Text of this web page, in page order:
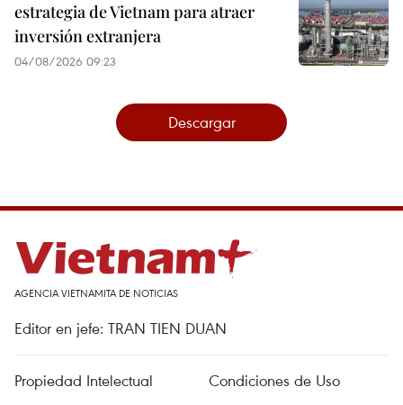
estrategia de Vietnam para atraer
inversión extranjera
04/08/2026 09:23
Descargar
AGENCIA VIETNAMITA DE NOTICIAS
Editor en jefe: TRAN TIEN DUAN
Propiedad Intelectual
Condiciones de Uso